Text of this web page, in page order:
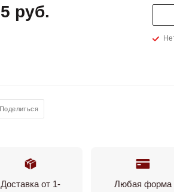
руб.
Поделиться
Доставка от 1-
Любая форма